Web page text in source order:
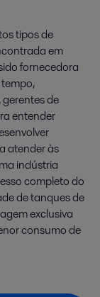
tipos de
em
fornecedora
de
entender
atender às
indústria
completo do
de tanques de
exclusiva
consumo de